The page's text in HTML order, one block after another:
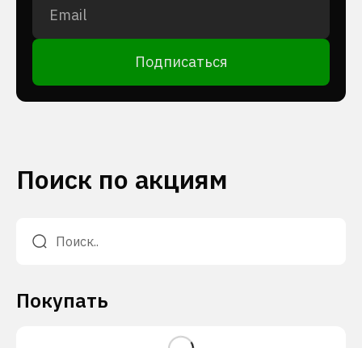
Подписаться
Поиск по акциям
Покупать